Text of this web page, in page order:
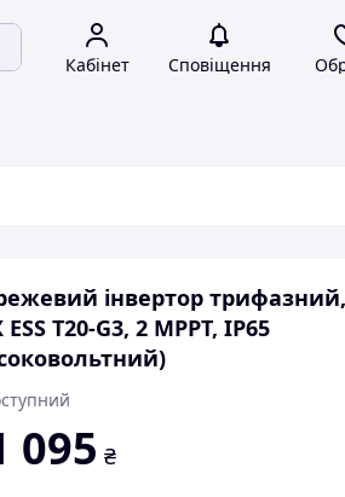
Кабінет Сповіщення
інвертор трифазний,
ESS T20-G3, 2 MPPT, IP65
095 ₴